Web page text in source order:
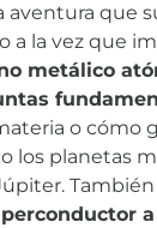
aventura que
a la vez que
metálico
o cómo
los planetas